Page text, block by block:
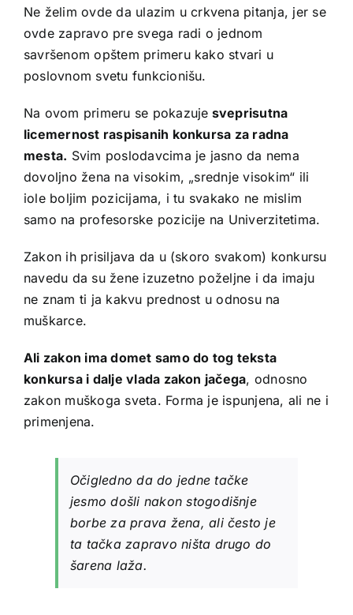
Ne želim ovde da ulazim u crkvena pitanja, jer se
ovde zapravo pre svega radi o jednom
savršenom opštem primeru kako stvari u
poslovnom svetu funkcionišu.
Na ovom primeru se pokazuje sveprisutna
licemernost raspisanih konkursa za radna
mesta. Svim poslodavcima je jasno da nema
dovoljno žena na visokim, „srednje visokim“ ili
iole boljim pozicijama, i tu svakako ne mislim
samo na profesorske pozicije na Univerzitetima.
Zakon ih prisiljava da u (skoro svakom) konkursu
navedu da su žene izuzetno poželjne i da imaju
ne znam ti ja kakvu prednost u odnosu na
muškarce.
Ali zakon ima domet samo do tog teksta
konkursa i dalje vlada zakon jačega, odnosno
zakon muškoga sveta. Forma je ispunjena, ali ne i
primenjena.
Očigledno da do jedne tačke
jesmo došli nakon stogodišnje
borbe za prava žena, ali često je
ta tačka zapravo ništa drugo do
šarena laža.